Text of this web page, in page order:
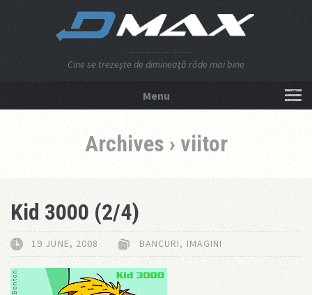
Cine se trezeşte de dimineaţă râde mai bine
Menu
Archives › viitor
Kid 3000 (2/4)
19 JUNE, 2008 BANCURI, IMAGINI